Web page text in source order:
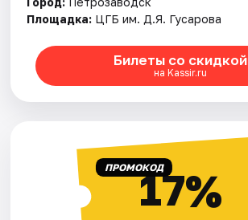
Площадка: ЦГБ им. Д.Я. Гусарова
Билеты со скидкой
на Kassir.ru
ПРОМОКОД17%